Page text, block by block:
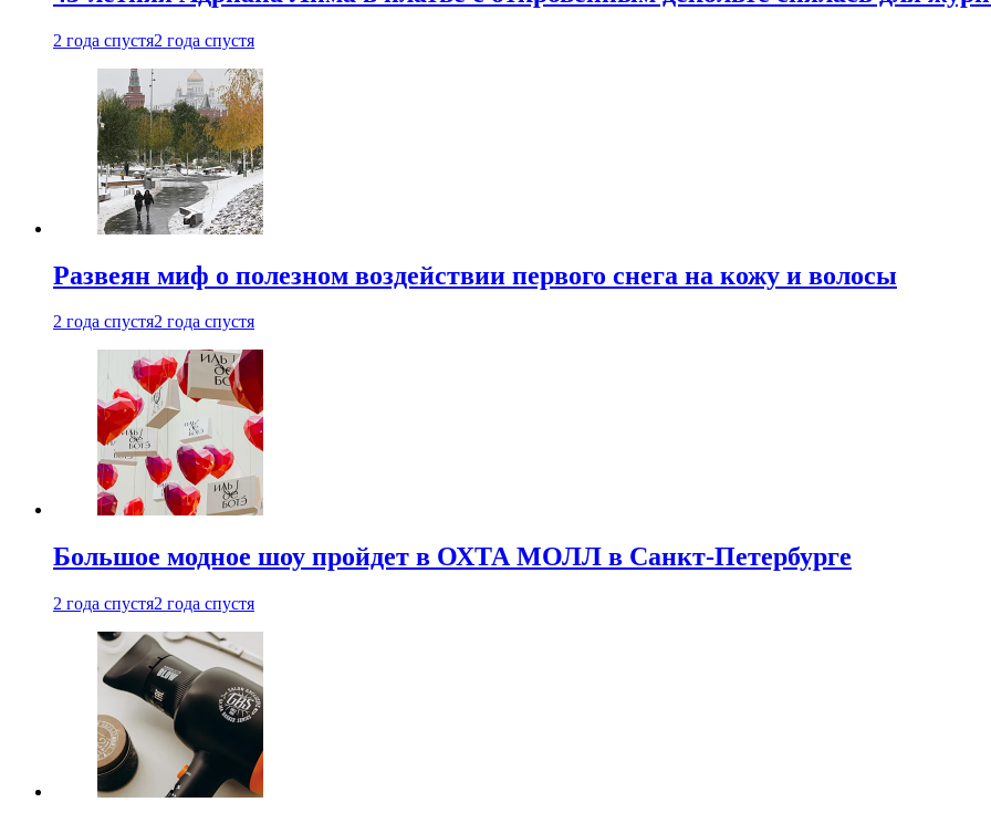
2 года спустя2 года спустя
Развеян миф о полезном воздействии первого снега на кожу и волосы
2 года спустя2 года спустя
Большое модное шоу пройдет в ОХТА МОЛЛ в Санкт-Петербурге
2 года спустя2 года спустя